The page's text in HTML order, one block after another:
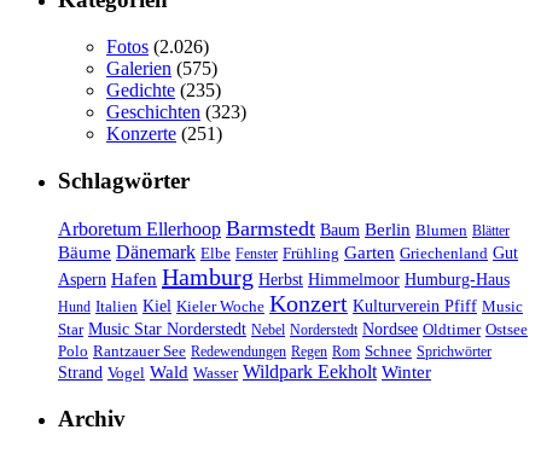
Fotos (2.026)
Galerien (575)
Gedichte (235)
Geschichten (323)
Konzerte (251)
Schlagwörter
Arboretum Ellerhoop Barmstedt Baum Berlin Blumen Blätter
Bäume Dänemark Elbe Fenster Frühling Garten Griechenland Gut
Aspern Hafen Hamburg Herbst Himmelmoor Humburg-Haus
Hund Italien Kiel Kieler Woche Konzert Kulturverein Pfiff Music
Star Music Star Norderstedt Nebel Norderstedt Nordsee Oldtimer Ostsee
Polo Rantzauer See Redewendungen Regen Rom Schnee Sprichwörter
Strand Vogel Wald Wasser Wildpark Eekholt Winter
Archiv